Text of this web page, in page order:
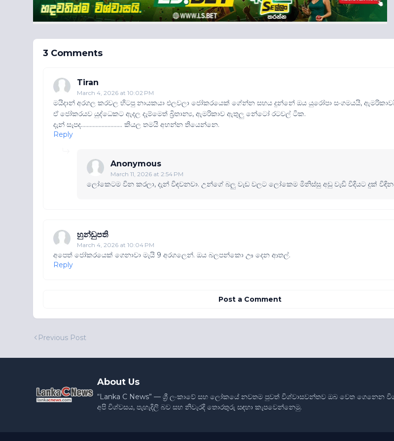
3 Comments
Tiran
March 4, 2026 at 10:02 PM
මයිදාන් අරගල කරවල හිටපු නායකයා එලවලා ජෝකරයෙක් ගේන්න සහය දුන්නේ ඔය යුරෝපා සංගමයයි,
ඒ ජෝකරයව යුද්ධෙකට ඇදල දැම්මෙත් බ්‍රිතාන්‍ය, ඇමරිකාව ඇතුලු නේටෝ රටවල් ටික.
දැන් සැපද............................ කියල තමයි අහන්න තියෙන්නෙ.
Reply
Anonymous
March 11, 2026 at 2:54 PM
ලෝකෙටම වින කරලා, දැන් විඳවනවා. උන්ගේ බලු වැඩ වලට ලෝකෙම මිනිස්සු අඩු වැඩි විදියට දුක්
හුන්ඩුපති
March 4, 2026 at 10:04 PM
අපෙත් ජෝකරයෙක් ගෙනාවා මැයි 9 අරගලෙන්. ඔය බලපන්කො ඌ දෙන ආතල්.
Reply
Post a Comment
Previous Post
About Us
“Lanka C News” — ශ්‍රී ලංකාවේ සහ ලෝකයේ නවතම පුවත් විශ්වාසවන්තව ඔබ වෙත ගෙනෙන
අපි විශ්වසය, පැහැදිලි බව සහ නිවැරදි තොරතුරු සඳහා කැපවෙන්නෙමු.